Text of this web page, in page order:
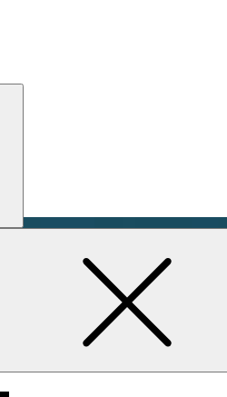
síly na společném evropském
Latter bourají hranice mezi noise
Haven a Latter vyrážejí na
rozšiřují svůj zvuk o prvky nu-
hudby. Od jejich